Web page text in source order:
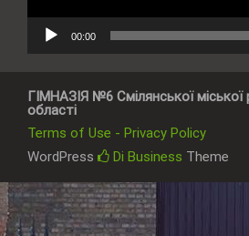
00:00
ГІМНАЗІЯ №6 Смілянської міської
області
Terms of Use - Privacy Policy
WordPress
Di Business Theme